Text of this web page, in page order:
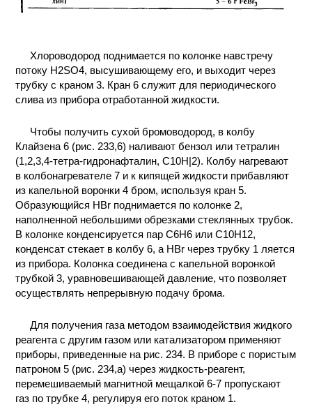
Хлороводород поднимается по колонке навстречу
потоку H2SO4, высушивающему его, и выходит через
трубку с краном 3. Кран 6 служит для периодического
слива из прибора отработанной жидкости.
Чтобы получить сухой бромоводород, в колбу
Клайзена 6 (рис. 233,6) наливают бензол или тетралин
(1,2,3,4-тетра-гидронафталин, С10Н|2). Колбу нагревают
в колбонагревателе 7 и к кипящей жидкости прибавляют
из капельной воронки 4 бром, используя кран 5.
Образующийся НВr поднимается по колонке 2,
наполненной небольшими обрезками стеклянных трубок.
В колонке конденсируется пар С6Н6 или C10H12,
конденсат стекает в колбу 6, а НВr через трубку 1 ляется
из прибора. Колонка соединена с капельной воронкой
трубкой 3, уравновешивающей давление, что позволяет
осуществлять непрерывную подачу брома.
Для получения газа методом взаимодействия жидкого
реагента с другим газом или катализатором применяют
приборы, приведенные на рис. 234. В приборе с пористым
патроном 5 (рис. 234,а) через жидкость-реагент,
перемешиваемый магнитной мещалкой 6-7 пропускают
газ по трубке 4, регулируя его поток краном 1.